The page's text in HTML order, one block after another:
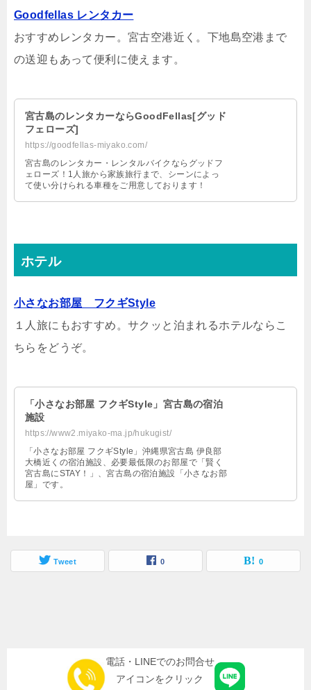
Goodfellas レンタカー
おすすめレンタカー。宮古空港近く。下地島空港まで
の送迎もあって便利に使えます。
宮古島のレンタカーならGoodFellas[グッド
フェローズ]
https://goodfellas-miyako.com/
宮古島のレンタカー・レンタルバイクならグッドフ
ェローズ！1人旅から家族旅行まで、シーンによっ
て使い分けられる車種をご用意しております！
ホテル
小さなお部屋 フクギStyle
１人旅にもおすすめ。サクッと泊まれるホテルならこ
ちらをどうぞ。
「小さなお部屋 フクギStyle」宮古島の宿泊
施設
https://www2.miyako-ma.jp/hukugist/
「小さなお部屋 フクギStyle」沖縄県宮古島 伊良部
大橋近くの宿泊施設、必要最低限のお部屋で「賢く
宮古島にSTAY！」、宮古島の宿泊施設「小さなお部
屋」です。
Tweet 0 0
電話・LINEでのお問合せ
アイコンをクリック